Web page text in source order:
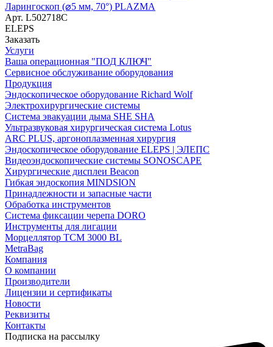
Ларингоскоп (⌀5 мм, 70°) PLAZMA
Арт. L502718C
ELEPS
Заказать
Услуги
Ваша операционная "ПОД КЛЮЧ"
Сервисное обслуживание оборудования
Продукция
Эндоскопическое оборудование Richard Wolf
Электрохирургические системы
Система эвакуации дыма SHE SHA
Ультразвуковая хирургическая система Lotus
ARC PLUS, аргоноплазменная хирургия
Эндоскопическое оборудование ELEPS | ЭЛЕПС
Видеоэндоскопические системы SONOSCAPE
Хирургические дисплеи Beacon
Гибкая эндоскопия MINDSION
Принадлежности и запасные части
Обработка инструментов
Система фиксации черепа DORO
Инструменты для лигации
Морцеллятор ТСМ 3000 BL
MetraBag
Компания
О компании
Производители
Лицензии и сертификаты
Новости
Реквизиты
Контакты
Подписка на рассылку